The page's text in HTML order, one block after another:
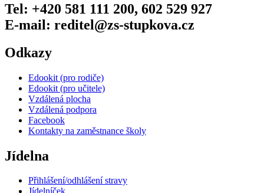
Tel: +420 581 111 200, 602 529 927
E-mail: reditel@zs-stupkova.cz
Odkazy
Edookit (pro rodiče)
Edookit (pro učitele)
Vzdálená plocha
Vzdálená podpora
Facebook
Kontakty na zaměstnance školy
Jídelna
Přihlášení/odhlášení stravy